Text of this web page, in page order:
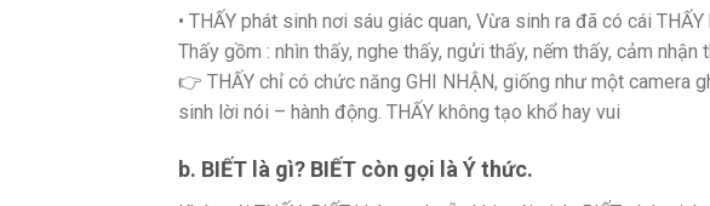
• THẤY phát sinh nơi sáu giác quan, Vừa sinh ra đã có cái
Thấy gồm : nhìn thấy, nghe thấy, ngửi thấy, nếm thấy, cảm nhận
👉 THẤY chỉ có chức năng GHI NHẬN, giống như một camera
sinh lời nói – hành động. THẤY không tạo khổ hay vui
b. BIẾT là gì? BIẾT còn gọi là Ý thức.